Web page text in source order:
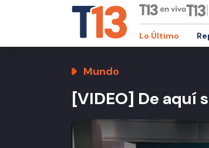
Lo Último
Mundo
[VIDEO] De aquí